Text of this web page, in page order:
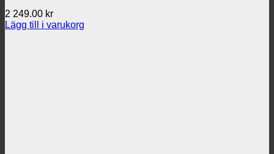
2 249.00 kr
Lägg till i varukorg